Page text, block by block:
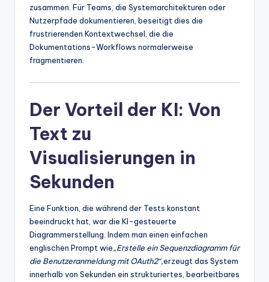
zusammen. Für Teams, die Systemarchitekturen oder
Nutzerpfade dokumentieren, beseitigt dies die
frustrierenden Kontextwechsel, die die
Dokumentations-Workflows normalerweise
fragmentieren.
Der Vorteil der KI: Von
Text zu
Visualisierungen in
Sekunden
Eine Funktion, die während der Tests konstant
beeindruckt hat, war die KI-gesteuerte
Diagrammerstellung. Indem man einen einfachen
englischen Prompt wie„Erstelle ein Sequenzdiagramm für
die Benutzeranmeldung mit OAuth2“,erzeugt das System
innerhalb von Sekunden ein strukturiertes, bearbeitbares